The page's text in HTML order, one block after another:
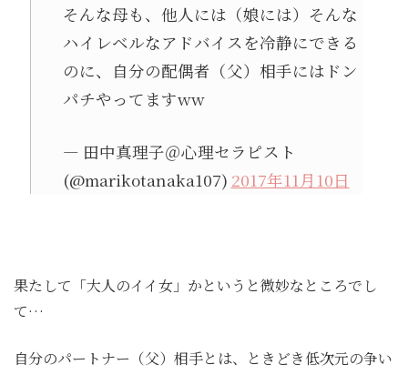
そんな母も、他人には（娘には）そんな
ハイレベルなアドバイスを冷静にできる
のに、自分の配偶者（父）相手にはドン
パチやってますww
— 田中真理子＠心理セラピスト
(@marikotanaka107) 2017年11月10日
果たして「大人のイイ女」かというと微妙なところでし
て…
自分のパートナー（父）相手とは、ときどき低次元の争い